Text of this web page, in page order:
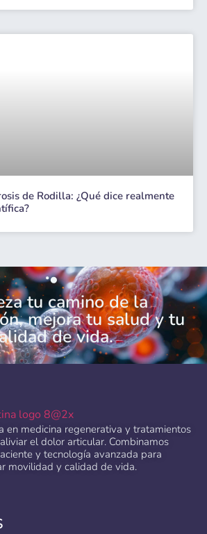
de Rodilla: ¿Qué dice realmente
tu camino de la
mejora tu salud y tu
de vida.
en medicina regenerativa y tratamientos
el dolor articular. Combinamos
y tecnología avanzada para
movilidad y calidad de vida.